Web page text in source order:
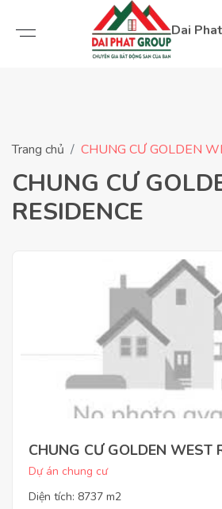
Dai
Trang chủ CHUNG CƯ GOLDEN
CHUNG CƯ
RESIDENCE
CHUNG CƯ GOLDEN WEST
Dự án chung cư
Diện tích: 8737 m2